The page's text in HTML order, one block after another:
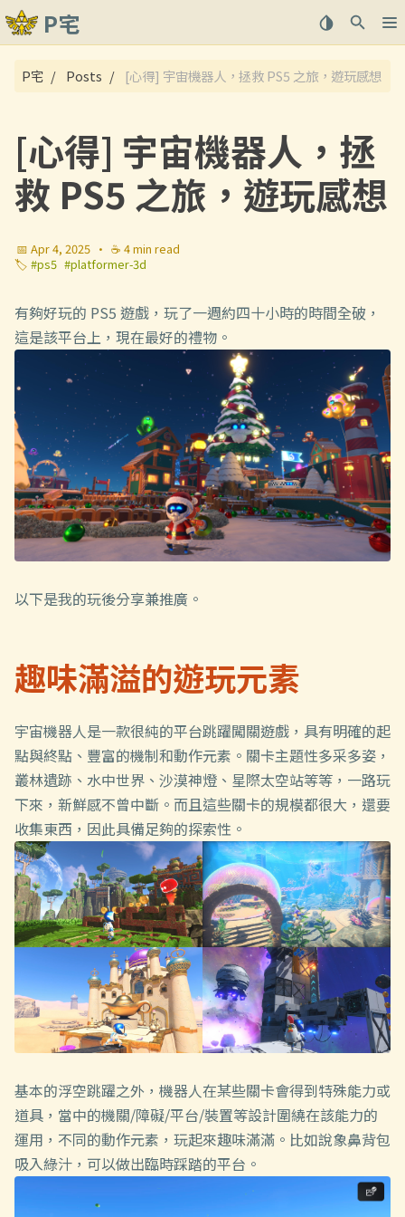
P宅
關於
P宅 Posts [心得] 宇宙機器人，拯救 PS5 之旅，遊玩感想
[心得] 宇宙機器人，拯
救 PS5 之旅，遊玩感想
📅 Apr 4, 2025 · ☕ 4 min read
🏷️ #ps5 #platformer-3d
有夠好玩的 PS5 遊戲，玩了一週約四十小時的時間全破，
這是該平台上，現在最好的禮物。
以下是我的玩後分享兼推廣。
趣味滿溢的遊玩元素
宇宙機器人是一款很純的平台跳躍闖關遊戲，具有明確的起
點與終點、豐富的機制和動作元素。關卡主題性多采多姿，
叢林遺跡、水中世界、沙漠神燈、星際太空站等等，一路玩
下來，新鮮感不曾中斷。而且這些關卡的規模都很大，還要
收集東西，因此具備足夠的探索性。
基本的浮空跳躍之外，機器人在某些關卡會得到特殊能力或
道具，當中的機關/障礙/平台/裝置等設計圍繞在該能力的
運用，不同的動作元素，玩起來趣味滿滿。比如說象鼻背包
吸入綠汁，可以做出臨時踩踏的平台。